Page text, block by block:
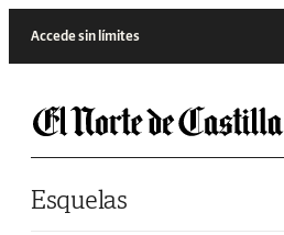
Accede sin límites
Esquelas